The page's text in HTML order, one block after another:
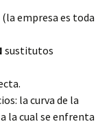
(la empresa es toda
sustitutos
la curva de la
la cual se enfrenta